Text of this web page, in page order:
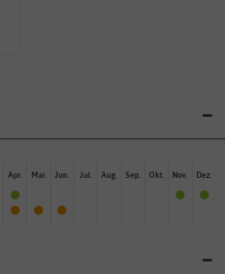
Apr. Mai Jun. Jul. Aug. Sep. Okt. Nov. Dez.